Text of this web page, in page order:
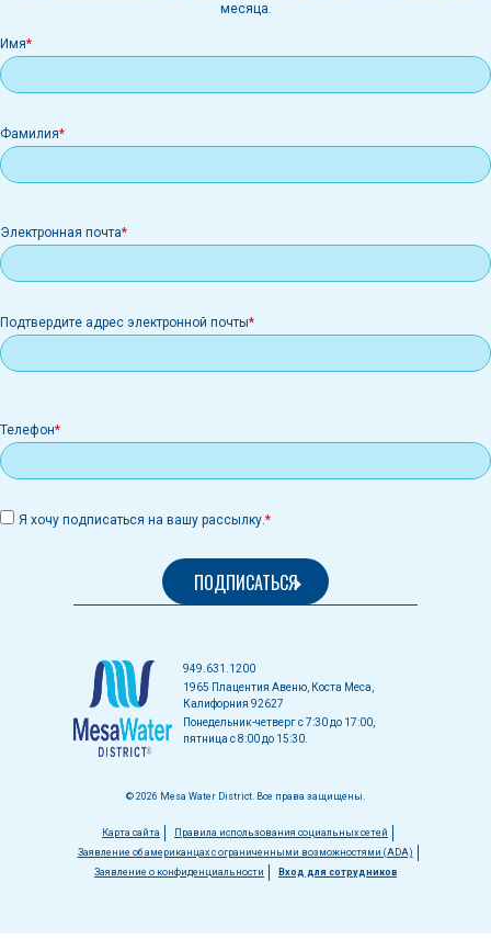
месяца.
Имя
Фамилия
Электронная
почта
Электронная почта
Подтвердите адрес электронной почты
Телефон
Я хочу подписаться на вашу рассылку.
949.631.1200
1965 Плацентия Авеню, Коста Меса,
Калифорния 92627
Понедельник-четверг с 7:30 до 17:00,
пятница с 8:00 до 15:30.
© 2026 Mesa Water District. Все права защищены.
Меню
нижнем
Карта сайта
Правила использования социальных сетей
Заявление об американцах с ограниченными возможностями (ADA)
Заявление о конфиденциальности
Вход для сотрудников